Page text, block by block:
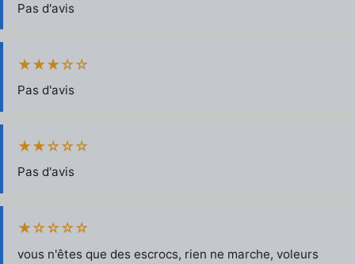
Pas d'avis
★★★☆☆
Pas d'avis
★★☆☆☆
Pas d'avis
★☆☆☆☆
vous n'êtes que des escrocs, rien ne marche, voleurs